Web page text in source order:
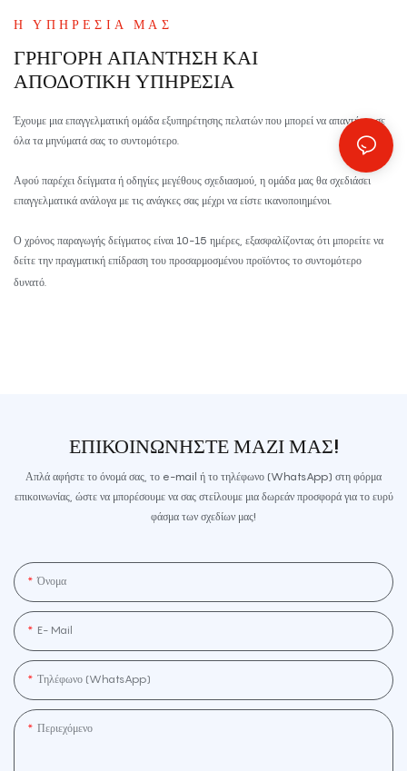
Η ΥΠΗΡΕΣΊΑ ΜΑΣ
ΓΡΉΓΟΡΗ ΑΠΆΝΤΗΣΗ ΚΑΙ
ΑΠΟΔΟΤΙΚΉ ΥΠΗΡΕΣΊΑ
Έχουμε μια επαγγελματική ομάδα εξυπηρέτησης πελατών που μπορεί να απαντήσει σε
όλα τα μηνύματά σας το συντομότερο.
Αφού παρέχει δείγματα ή οδηγίες μεγέθους σχεδιασμού, η ομάδα μας θα σχεδιάσει
επαγγελματικά ανάλογα με τις ανάγκες σας μέχρι να είστε ικανοποιημένοι.
Ο χρόνος παραγωγής δείγματος είναι 10-15 ημέρες, εξασφαλίζοντας ότι μπορείτε να
δείτε την πραγματική επίδραση του προσαρμοσμένου προϊόντος το συντομότερο
δυνατό.
ΕΠΙΚΟΙΝΩΝΉΣΤΕ ΜΑΖΊ ΜΑΣ!
Απλά αφήστε το όνομά σας, το e-mail ή το τηλέφωνο (WhatsApp) στη φόρμα
επικοινωνίας, ώστε να μπορέσουμε να σας στείλουμε μια δωρεάν προσφορά για το ευρύ
φάσμα των σχεδίων μας!
Όνομα
E- Mail
Τηλέφωνο (WhatsApp)
Περιεχόμενο